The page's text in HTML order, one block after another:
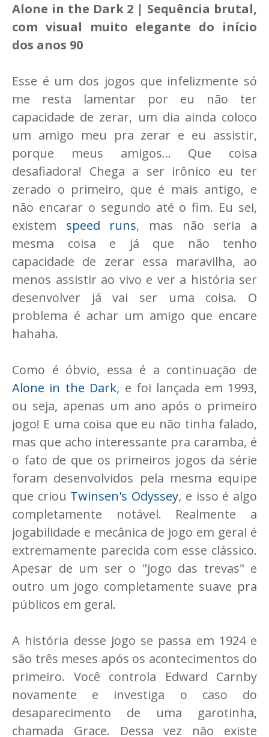
Alone in the Dark 2 | Sequência brutal,
com visual muito elegante do início
dos anos 90
Esse é um dos jogos que infelizmente só
me resta lamentar por eu não ter
capacidade de zerar, um dia ainda coloco
um amigo meu pra zerar e eu assistir,
porque meus amigos... Que coisa
desafiadora! Chega a ser irônico eu ter
zerado o primeiro, que é mais antigo, e
não encarar o segundo até o fim. Eu sei,
existem speed runs, mas não seria a
mesma coisa e já que não tenho
capacidade de zerar essa maravilha, ao
menos assistir ao vivo e ver a história ser
desenvolver já vai ser uma coisa. O
problema é achar um amigo que encare
hahaha.
Como é óbvio, essa é a continuação de
Alone in the Dark, e foi lançada em 1993,
ou seja, apenas um ano após o primeiro
jogo! E uma coisa que eu não tinha falado,
mas que acho interessante pra caramba, é
o fato de que os primeiros jogos da série
foram desenvolvidos pela mesma equipe
que criou Twinsen's Odyssey, e isso é algo
completamente notável. Realmente a
jogabilidade e mecânica de jogo em geral é
extremamente parecida com esse clássico.
Apesar de um ser o "jogo das trevas" e
outro um jogo completamente suave pra
públicos em geral.
A história desse jogo se passa em 1924 e
são três meses após os acontecimentos do
primeiro. Você controla Edward Carnby
novamente e investiga o caso do
desaparecimento de uma garotinha,
chamada Grace. Dessa vez não existe